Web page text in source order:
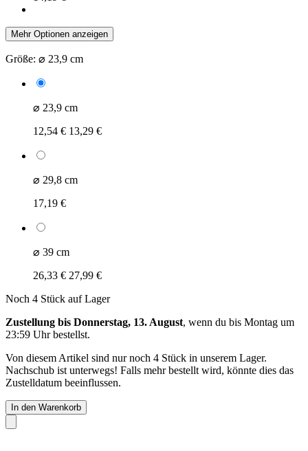
Mehr Optionen anzeigen
Größe: ⌀ 23,9 cm
⌀ 23,9 cm
12,54 € 13,29 €
⌀ 29,8 cm
17,19 €
⌀ 39 cm
26,33 € 27,99 €
Noch 4 Stück auf Lager
Zustellung bis Donnerstag, 13. August, wenn du bis Montag um
23:59 Uhrbestellst.
Von diesem Artikel sind nur noch 4 Stück in unserem Lager.
Nachschub ist unterwegs! Falls mehr bestellt wird, könnte dies das
Zustelldatum beeinflussen.
In den Warenkorb